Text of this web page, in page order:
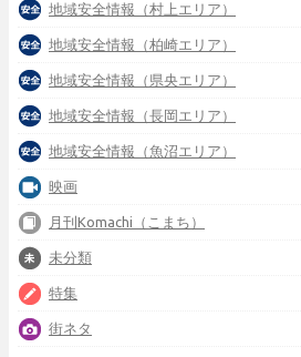
地域安全情報（村上エリア）
地域安全情報（柏崎エリア）
地域安全情報（県央エリア）
地域安全情報（長岡エリア）
地域安全情報（魚沼エリア）
映画
月刊Komachi（こまち）
未分類
特集
街ネタ